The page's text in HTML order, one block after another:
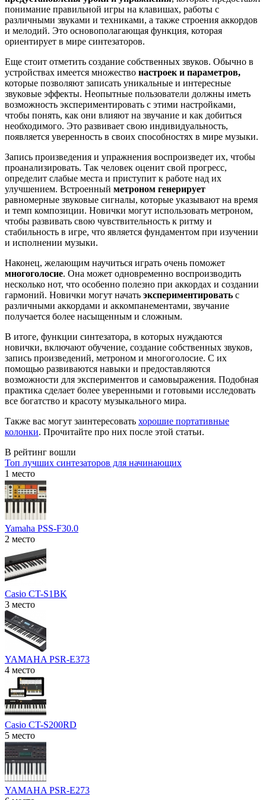
понимание правильной игры на клавишах, работы с
различными звуками и техниками, а также строения аккордов
и мелодий. Это основополагающая функция, которая
ориентирует в мире синтезаторов.
Еще стоит отметить создание собственных звуков. Обычно в
устройствах имеется множество настроек и параметров,
которые позволяют записать уникальные и интересные
звуковые эффекты. Неопытные пользователи должны иметь
возможность экспериментировать с этими настройками,
чтобы понять, как они влияют на звучание и как добиться
необходимого. Это развивает свою индивидуальность,
появляется уверенность в своих способностях в мире музыки.
Запись произведения и упражнения воспроизведет их, чтобы
проанализировать. Так человек оценит свой прогресс,
определит слабые места и приступит к работе над их
улучшением. Встроенный метроном генерирует
равномерные звуковые сигналы, которые указывают на время
и темп композиции. Новички могут использовать метроном,
чтобы развивать свою чувствительность к ритму и
стабильность в игре, что является фундаментом при изучении
и исполнении музыки.
Наконец, желающим научиться играть очень поможет
многоголосие. Она может одновременно воспроизводить
несколько нот, что особенно полезно при аккордах и создании
гармоний. Новички могут начать экспериментировать с
различными аккордами и аккомпанементами, звучание
получается более насыщенным и сложным.
В итоге, функции синтезатора, в которых нуждаются
новички, включают обучение, создание собственных звуков,
запись произведений, метроном и многоголосие. С их
помощью развиваются навыки и предоставляются
возможности для экспериментов и самовыражения. Подобная
практика сделает более уверенными и готовыми исследовать
все богатство и красоту музыкального мира.
Также вас могут заинтересовать хорошие портативные
колонки. Прочитайте про них после этой статьи.
В рейтинг вошли
Топ лучших синтезаторов для начинающих
1 место
Yamaha PSS-F30.0
2 место
Casio CT-S1BK
3 место
YAMAHA PSR-E373
4 место
Casio CT-S200RD
5 место
YAMAHA PSR-E273